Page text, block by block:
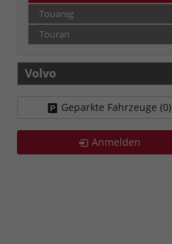
Touareg
Touran
Volvo
Geparkte Fahrzeuge (0)
Anmelden